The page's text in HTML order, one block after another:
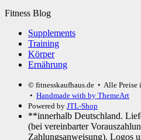
Fitness Blog
Supplements
Training
Körper
Ernährung
© fitnesskaufhaus.de • Alle Preise
• Handmade with by ThemeArt
Powered by JTL-Shop
**innerhalb Deutschland.
(bei vereinbarter
Zahlungsanweisung). Logos